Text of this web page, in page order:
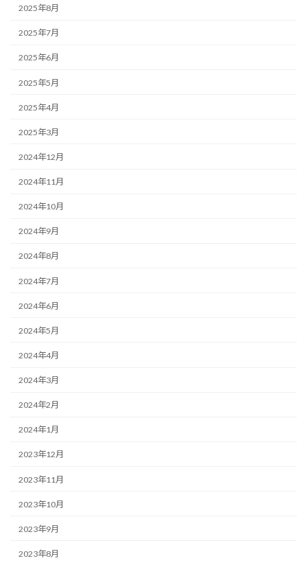
2025年8月
2025年7月
2025年6月
2025年5月
2025年4月
2025年3月
2024年12月
2024年11月
2024年10月
2024年9月
2024年8月
2024年7月
2024年6月
2024年5月
2024年4月
2024年3月
2024年2月
2024年1月
2023年12月
2023年11月
2023年10月
2023年9月
2023年8月